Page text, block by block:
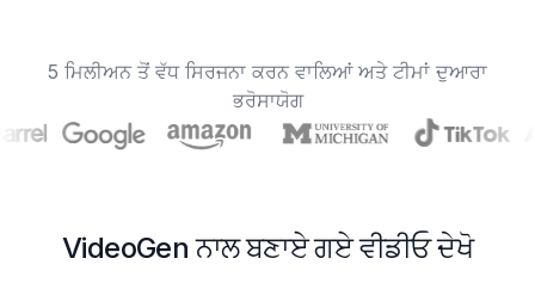
5 ਮਿਲੀਅਨ ਤੋਂ ਵੱਧ ਸਿਰਜਨਾ ਕਰਨ ਵਾਲਿਆਂ ਅਤੇ ਟੀਮਾਂ ਦੁਆਰਾ
ਭਰੋਸਾਯੋਗ
VideoGen ਨਾਲ ਬਣਾਏ ਗਏ ਵੀਡੀਓ ਦੇਖੋ